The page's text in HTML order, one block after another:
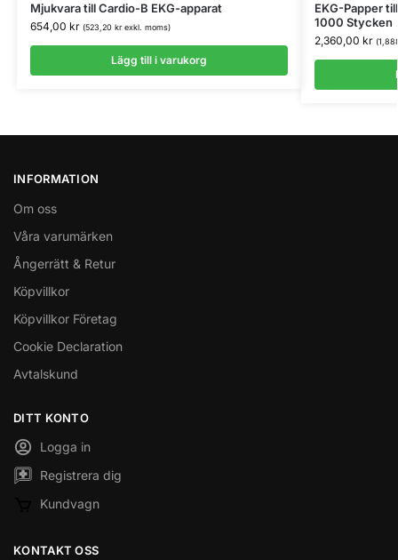
Mjukvara till Cardio-B EKG-apparat
654,00 kr (523,20 krexkl. moms)
Lägg till i varukorg
EKG-Papper
1000 Stycken
2,360,00 kr (
INFORMATION
Om oss
Våra varumärken
Ångerrätt & Retur
Köpvillkor
Köpvillkor Företag
Cookie Declaration
Avtalskund
DITT KONTO
Logga in
Registrera dig
Kundvagn
KONTAKT OSS